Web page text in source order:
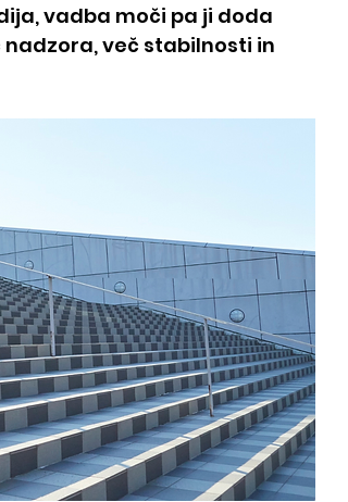
vadba moči pa ji doda
več stabilnosti in